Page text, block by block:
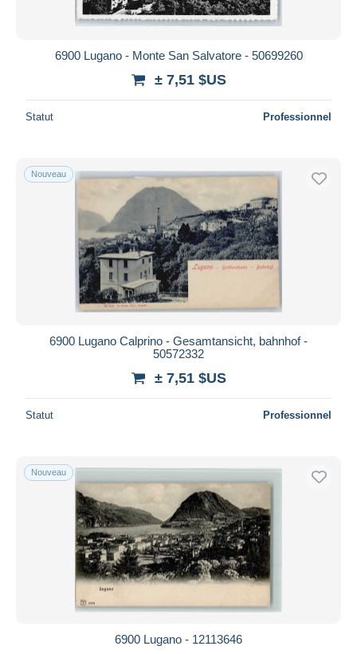
6900 Lugano - Monte San Salvatore - 50699260
± 7,51 $US
Statut Professionnel
Nouveau
6900 Lugano Calprino - Gesamtansicht, bahnhof -
50572332
± 7,51 $US
Statut Professionnel
Nouveau
6900 Lugano - 12113646